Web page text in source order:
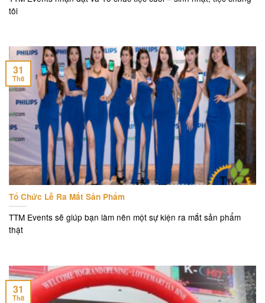
tôi
Tổ Chức Lễ Ra Mắt Sản Phẩm
TTM Events sẽ giúp bạn làm nên một sự kiện ra mắt sản phẩm
thật
31
Th8
31
Th8